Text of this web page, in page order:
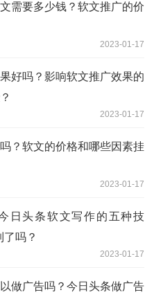
需要多少钱？软文推广的价
2023-01-17
好吗？影响软文推广效果的
2023-01-17
？软文的价格和哪些因素挂
2023-01-17
日头条软文写作的五种技
吗？
2023-01-17
做广告吗？今日头条做广告